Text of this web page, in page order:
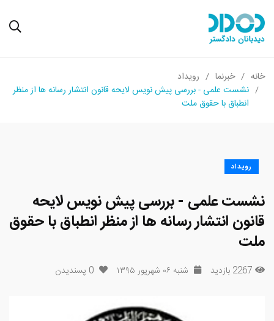
خانه خبرنما
رویداد
نشست علمی - بررسی پیش نویس لایحه قانون انتشار رسانه ها از منظر
انطباق با حقوق ملت
رویداد
نشست علمی - بررسی پیش نویس لایحه
قانون انتشار رسانه ها از منظر انطباق با حقوق
ملت
2267 بازدید شنبه ۰۶ شهریور ۱۳۹۵ 0 پسندیدن